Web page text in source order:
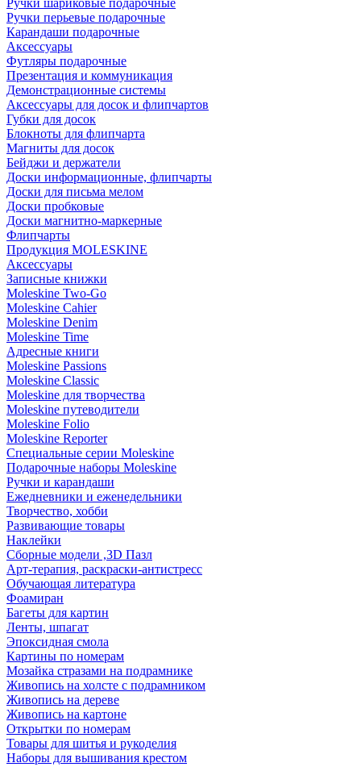
Ручки шариковые подарочные
Ручки перьевые подарочные
Карандаши подарочные
Аксессуары
Футляры подарочные
Презентация и коммуникация
Демонстрационные системы
Аксессуары для досок и флипчартов
Губки для досок
Блокноты для флипчарта
Магниты для досок
Бейджи и держатели
Доски информационные, флипчарты
Доски для письма мелом
Доски пробковые
Доски магнитно-маркерные
Флипчарты
Продукция MOLESKINE
Аксессуары
Записные книжки
Moleskine Two-Go
Moleskine Cahier
Moleskine Denim
Moleskine Time
Адресные книги
Moleskine Passions
Moleskine Classic
Moleskine для творчества
Moleskine путеводители
Moleskine Folio
Moleskine Reporter
Специальные серии Moleskine
Подарочные наборы Moleskine
Ручки и карандаши
Ежедневники и еженедельники
Творчество, хобби
Развивающие товары
Наклейки
Сборные модели ,3D Пазл
Арт-терапия, раскраски-антистресс
Обучающая литература
Фоамиран
Багеты для картин
Ленты, шпагат
Эпоксидная смола
Картины по номерам
Мозайка стразами на подрамнике
Живопись на холсте с подрамником
Живопись на дереве
Живопись на картоне
Открытки по номерам
Товары для шитья и рукоделия
Наборы для вышивания крестом